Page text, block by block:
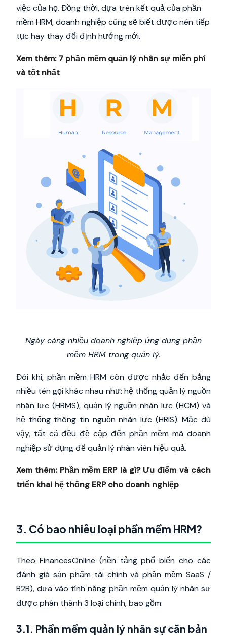
việc của họ. Đồng thời, dựa trên kết quả của phần
mềm HRM, doanh nghiệp cũng sẽ biết được nên tiếp
tục hay thay đổi định hướng mới.
Xem thêm:7 phần mềm quản lý nhân sự miễn phí
và tốt nhất
Ngày càng nhiều doanh nghiệp ứng dụng phần
mềm HRM trong quản lý.
Đôi khi, phần mềm HRM còn được nhắc đến bằng
nhiều tên gọi khác nhau như: hệ thống quản lý nguồn
nhân lực (HRMS), quản lý nguồn nhân lực (HCM) và
hệ thống thông tin nguồn nhân lực (HRIS). Mặc dù
vậy, tất cả đều đề cập đến phần mềm mà doanh
nghiệp sử dụng để quản lý nhân viên hiệu quả.
Xem thêm: Phần mềm ERP là gì? Ưu điểm và cách
triển khai hệ thống ERP cho doanh nghiệp
3. Có bao nhiêu loại phần mềm HRM?
Theo FinancesOnline (nền tảng phổ biến cho các
đánh giá sản phẩm tài chính và phần mềm SaaS /
B2B), dựa vào tính năng phần mềm quản lý nhân sự
được phân thành 3 loại chính, bao gồm:
3.1. Phần mềm quản lý nhân sự căn bản